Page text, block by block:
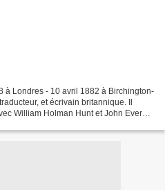
à Londres - 10 avril 1882 à Birchington-
et écrivain britannique. Il
William Holman Hunt et John Everett